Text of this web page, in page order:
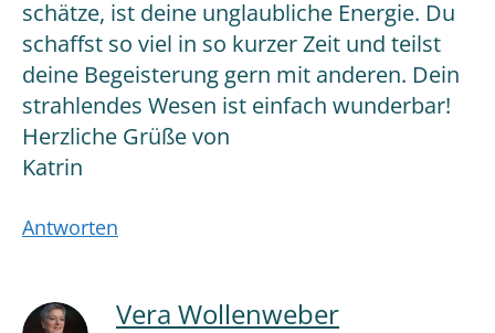
schätze, ist deine unglaubliche Energie. Du
schaffst so viel in so kurzer Zeit und teilst
deine Begeisterung gern mit anderen. Dein
strahlendes Wesen ist einfach wunderbar!
Herzliche Grüße von
Katrin
Antworten
Vera Wollenweber